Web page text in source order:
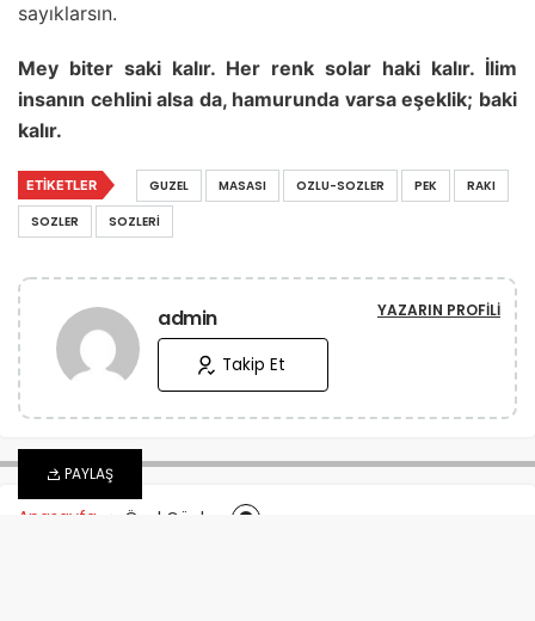
PAYLAŞ
sayıklarsın.
Mey biter saki kalır. Her renk solar haki kalır. İlim
insanın cehlini alsa da, hamurunda varsa eşeklik; baki
kalır.
ETIKETLER GUZEL MASASI OZLU-SOZLER PEK
RAKI
SOZLER
SOZLERI
admin YAZARIN PROFILI
Takip Et
Anasayfa Özel Günler